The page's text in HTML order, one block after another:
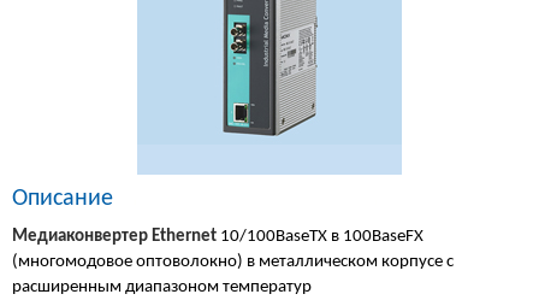
Описание
Медиаконвертер Ethernet 10/100BaseTX в 100BaseFX
(многомодовое оптоволокно) в металлическом корпусе с
расширенным диапазоном температур